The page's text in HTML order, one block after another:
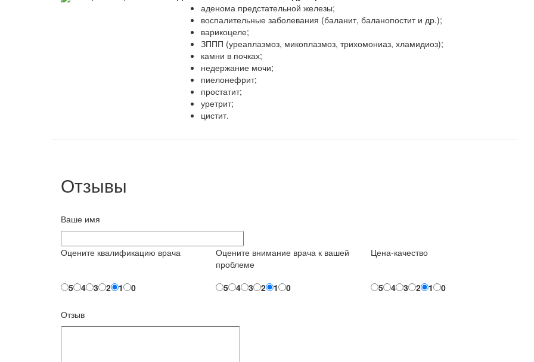
аденома предстательной железы;
воспалительные заболевания (баланит, баланопостит и др.);
варикоцеле;
ЗППП (уреаплазмоз, микоплазмоз, трихомониаз, хламидиоз);
камни в почках;
недержание мочи;
пиелонефрит;
простатит;
уретрит;
цистит.
Отзывы
Ваше имя
Оцените квалификацию врача
5 4 3 2 1 0
Оцените внимание врача к вашей
проблеме
5
4 3 2 1 0
Цена-качество
5 4 3 2 1 0
Отзыв